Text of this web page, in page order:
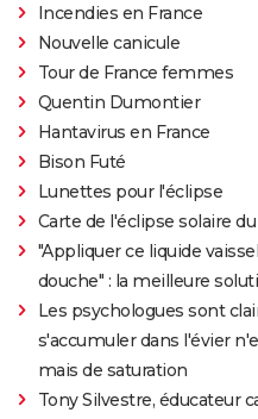
Incendies en France
Nouvelle canicule
Tour de France femmes
Quentin Dumontier
Hantavirus en France
Bison Futé
Lunettes pour l'éclipse
Carte de l'éclipse solaire du
"Appliquer ce liquide
douche" : la meilleure
Les psychologues sont
s'accumuler dans l'évier
mais de saturation
Tony Silvestre, éducateur